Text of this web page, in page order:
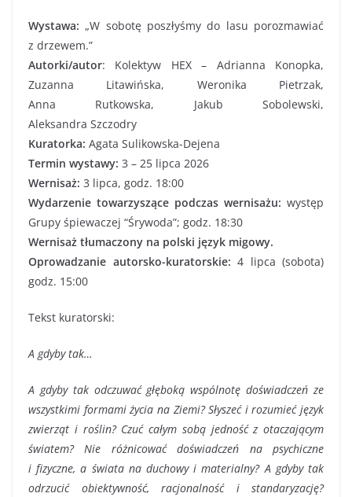
Wystawa: „W sobotę poszłyśmy do lasu porozmawiać
z drzewem.”
Autorki/autor: Kolektyw HEX – Adrianna Konopka,
Zuzanna Litawińska, Weronika Pietrzak,
Anna Rutkowska, Jakub Sobolewski,
Aleksandra Szczodry
Kuratorka: Agata Sulikowska-Dejena
Termin wystawy: 3 – 25 lipca 2026
Wernisaż: 3 lipca, godz. 18:00
Wydarzenie towarzyszące podczas wernisażu: występ
Grupy śpiewaczej “Śrywoda”; godz. 18:30
Wernisaż tłumaczony na polski język migowy.
Oprowadzanie autorsko-kuratorskie: 4 lipca (sobota)
godz. 15:00
Tekst kuratorski:
A gdyby tak…
A gdyby tak odczuwać głęboką wspólnotę doświadczeń ze
wszystkimi formami życia na Ziemi? Słyszeć i rozumieć język
zwierząt i roślin? Czuć całym sobą jedność z otaczającym
światem? Nie różnicować doświadczeń na psychiczne
i fizyczne, a świata na duchowy i materialny? A gdyby tak
odrzucić obiektywność, racjonalność i standaryzację?